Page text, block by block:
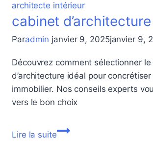
architecte intérieur
cabinet d’architecture
Paradmin janvier 9, 2025janvier 9,
Découvrez comment sélectionner
d’architecture idéal pour
immobilier. Nos conseils experts
vers le bon choix
Lire la suitecabinet